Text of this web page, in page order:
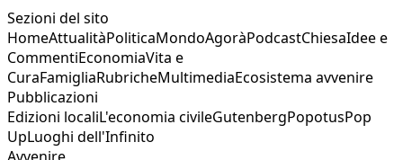
Sezioni del sito
HomeAttualitàPoliticaMondoAgoràPodcastChiesaIdee e
CommentiEconomiaVita e
CuraFamigliaRubricheMultimediaEcosistema avvenire
Pubblicazioni
Edizioni localiL'economia civileGutenbergPopotusPop
UpLuoghi dell'Infinito